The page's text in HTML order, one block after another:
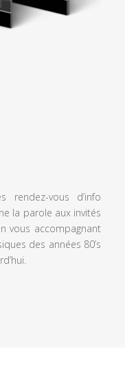
rendez-vous d’info
la parole aux invités
vous accompagnant
des années 80’s